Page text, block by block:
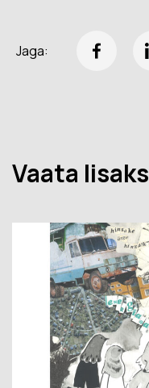
Jaga:
Vaata lisaks